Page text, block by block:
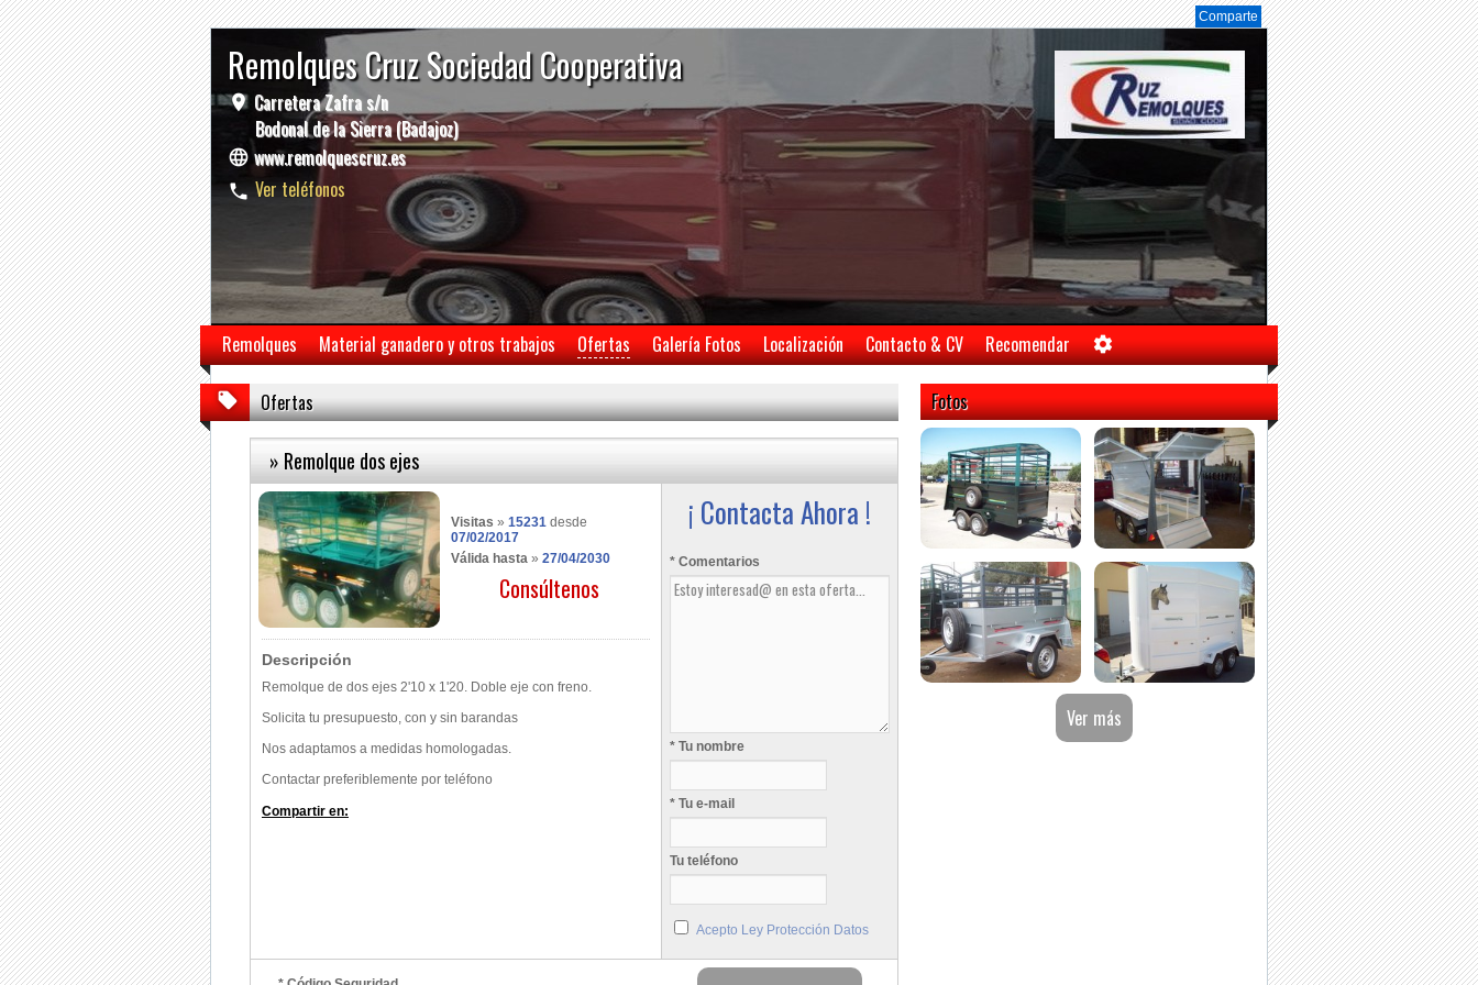
Comparte
Remolques Cruz Sociedad Cooperativa
Carretera Zafra s/n
Bodonal de la Sierra (Badajoz)
www.remolquescruz.es
Ver teléfonos
Remolques Material ganadero y otros trabajos Ofertas Galería Fotos Localización Contacto & CV Recomendar
Ofertas
» Remolque dos ejes
Visitas » 15231 desde
07/02/2017
Válida hasta » 27/04/2030
Consúltenos
Descripción
Remolque de dos ejes 2'10 x 1'20. Doble eje con freno.
Solicita tu presupuesto, con y sin barandas
Nos adaptamos a medidas homologadas.
Contactar preferiblemente por teléfono
Compartir en:
¡ Contacta Ahora !
* Comentarios
* Tu nombre
* Tu e-mail
Tu teléfono
Acepto Ley Protección Datos
Fotos